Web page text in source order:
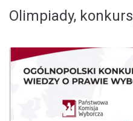
Olimpiady,